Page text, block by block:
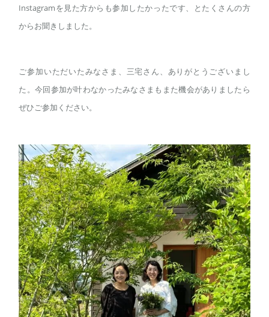
Instagramを見た方からも参加したかったです、とたくさんの方
からお聞きしました。
ご参加いただいたみなさま、三宅さん、ありがとうございまし
た。今回参加が叶わなかったみなさまもまた機会がありましたら
ぜひご参加ください。